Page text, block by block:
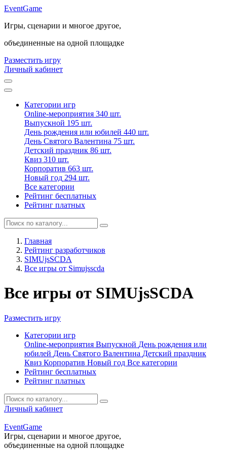
EventGame
Игры, сценарии и многое другое,
объединенные на одной площадке
Разместить игру
Личный кабинет
Категории игр
Online-мероприятия 340 шт.
Выпускной 195 шт.
День рождения или юбилей 440 шт.
День Святого Валентина 75 шт.
Детский праздник 86 шт.
Квиз 310 шт.
Корпоратив 663 шт.
Новый год 294 шт.
Все категории
Рейтинг бесплатных
Рейтинг платных
Главная
Рейтинг разработчиков
SIMUjsSCDA
Все игры от Simujsscda
Все игры от SIMUjsSCDA
Разместить игру
Категории игр
Online-мероприятия Выпускной День рождения или
юбилей День Святого Валентина Детский праздник
Квиз Корпоратив Новый год Все категории
Рейтинг бесплатных
Рейтинг платных
Личный кабинет
EventGame
Игры, сценарии и многое другое,
объединенные на одной площадке